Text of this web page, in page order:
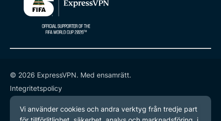
© 2026 ExpressVPN. Med ensamrätt.
Integritetspolicy
Användarvillkor
Inställningar för cookies